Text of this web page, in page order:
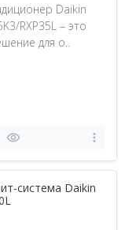
Daikin
RXP35L – это
для о..
система Daikin